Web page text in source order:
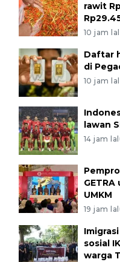
rawit
10 jam
Daftar
di
10 jam
lawan
14 jam
UMKM
19 jam
sosial
warga